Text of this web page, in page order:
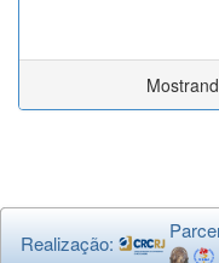
Realização: